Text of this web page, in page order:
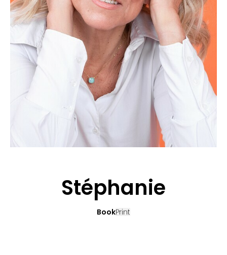
POP MUZIKANTEN
TALENTEN INTERNATIONALE
BEWERBUNG
KONTAKT
FRANKREICH
SCHWEIZ
Stéphanie
BookPrint